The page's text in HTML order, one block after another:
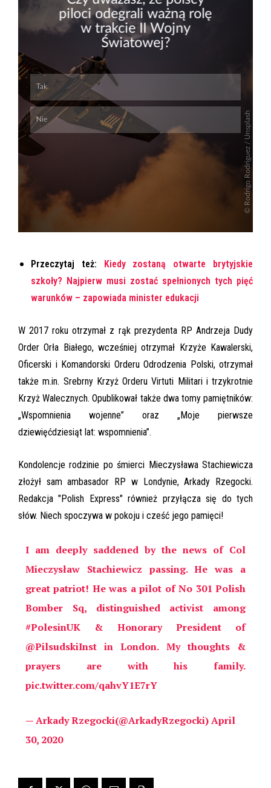
Skip
Przeczytaj też:
Kiedy zostaną otwarte brytyjskie
szkoły? Najpierw musi zostać spełnionych tych pięć
warunków – zapowiada minister edukacji
W 2017 roku otrzymał z rąk prezydenta RP Andrzeja Dudy
Order Orła Białego, wcześniej otrzymał Krzyże Kawalerski,
Oficerski i Komandorski Orderu Odrodzenia Polski, otrzymał
także m.in. Srebrny Krzyż Orderu Virtuti Militari i trzykrotnie
Krzyż Walecznych. Opublikował także dwa tomy pamiętników:
„Wspomnienia wojenne” oraz „Moje pierwsze
dziewięćdziesiąt lat: wspomnienia”.
Kondolencje rodzinie po śmierci Mieczysława Stachiewicza
złożył sam ambasador RP w Londynie, Arkady Rzegocki.
Redakcja "Polish Express" również przyłącza się do tych
słów. Niech spoczywa w pokoju i cześć jego pamięci!
I am deeply saddened by the news of Col
Mieczysław Stachiewicz passing. He was a
great patriot! He was a pilot of No 301 Polish
Bomber Sq, distinguished activist among
#PolesinUK& Honorary President of
@PilsudskiInstin London. My thoughts &
prayers are with his family.
pic.twitter.com/qahvY1E7rY
— Arkady Rzegocki(@ArkadyRzegocki)April
30, 2020